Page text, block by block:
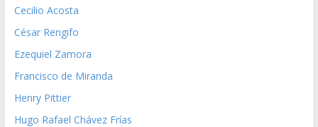
Cecilio Acosta
César Rengifo
Ezequiel Zamora
Francisco de Miranda
Henry Pittier
Hugo Rafael Chávez Frías